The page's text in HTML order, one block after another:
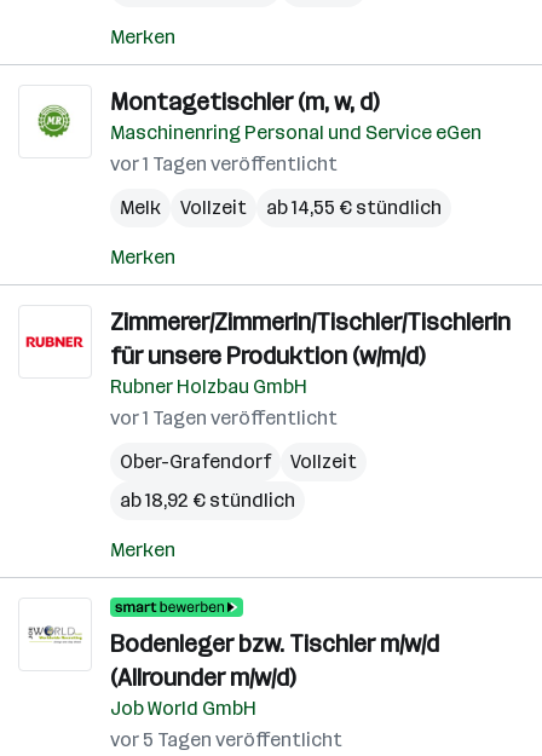
Merken
Montagetischler (m, w, d)
Maschinenring Personal und Service eGen
vor 1 Tagen veröffentlicht
Melk
Vollzeit ab 14,55 € stündlich
Merken
Zimmerer/Zimmerin/Tischler/Tischlerin
für unsere Produktion (w/m/d)
Rubner Holzbau GmbH
vor 1 Tagen veröffentlicht
Ober-Grafendorf
Vollzeit
ab 18,92 € stündlich
Merken
Bodenleger bzw. Tischler m/w/d
(Allrounder m/w/d)
Job World GmbH
vor 5 Tagen veröffentlicht